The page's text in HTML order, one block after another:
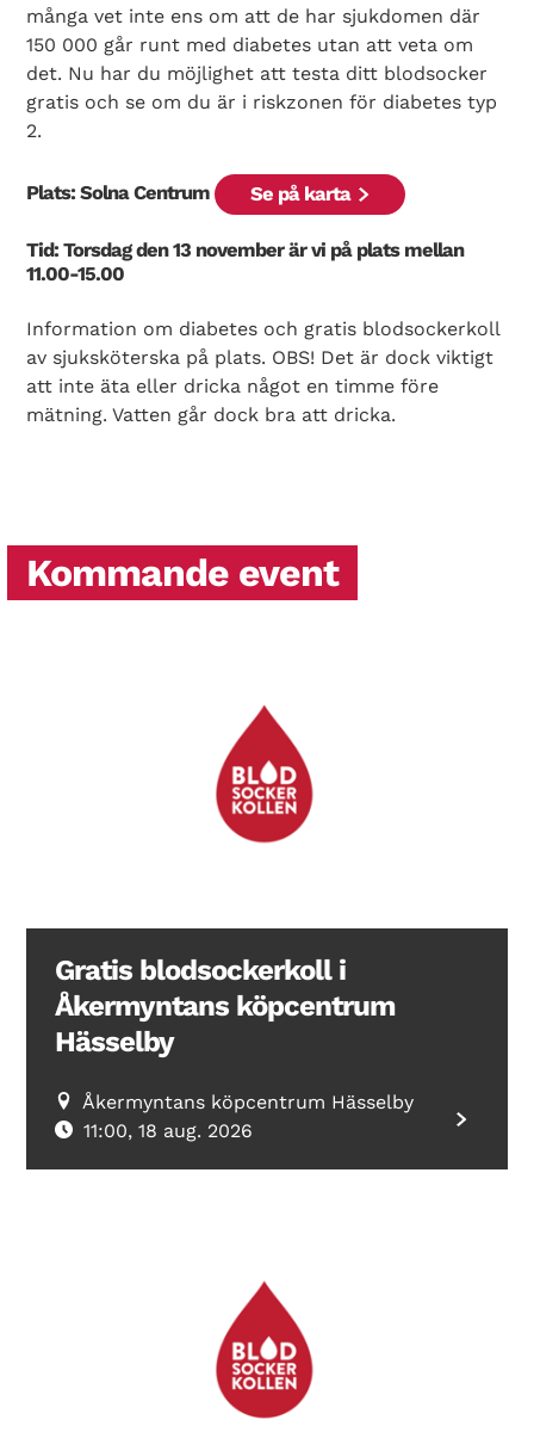
Search Diabetes Wellness Sverige
många vet inte ens om att de har sjukdomen där
150 000 går runt med diabetes utan att veta om
det. Nu har du möjlighet att testa ditt blodsocker
gratis och se om du är i riskzonen för diabetes typ
2.
Plats: Solna Centrum Se på karta
Tid: Torsdag den 13 november är vi på plats mellan
11.00-15.00
Information om diabetes och gratis blodsockerkoll
av sjuksköterska på plats. OBS! Det är dock viktigt
att inte äta eller dricka något en timme före
mätning. Vatten går dock bra att dricka.
Kommande event
Gratis blodsockerkoll i
Åkermyntans köpcentrum
Hässelby
Åkermyntans köpcentrum Hässelby
11:00, 18 aug. 2026